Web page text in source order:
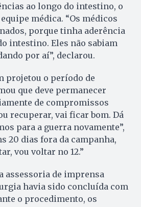
ao longo do intestino, o
médica. “Os médicos
porque tinha aderência
intestino. Eles não sabiam
por aí”, declarou.
projetou o período de
que deve permanecer
de compromissos
recuperar, vai ficar bom. Dá
para a guerra novamente”,
20 dias fora da campanha,
vou voltar no 12.”
assessoria de imprensa
havia sido concluída com
o procedimento, os